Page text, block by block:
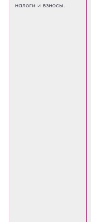
налоги и взносы.